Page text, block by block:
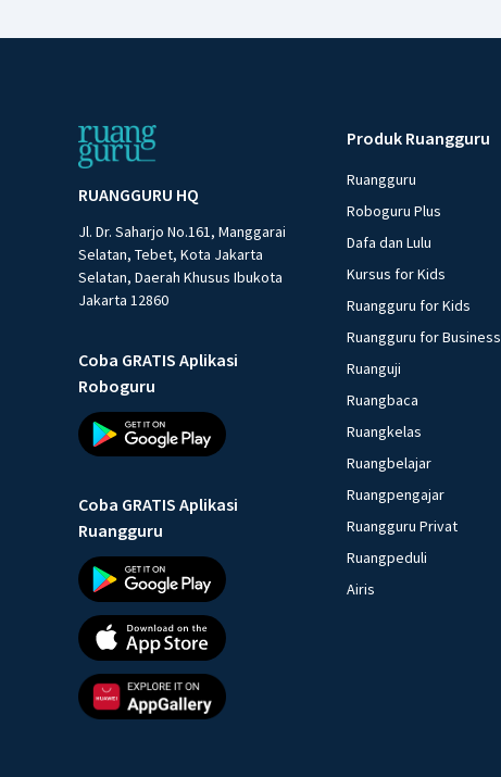
RUANGGURU HQ
Jl. Dr. Saharjo No.161, Manggarai
Selatan, Tebet, Kota Jakarta
Selatan, Daerah Khusus Ibukota
Jakarta 12860
Coba GRATIS Aplikasi
Roboguru
Coba GRATIS Aplikasi
Ruangguru
Produk Ruangguru
Ruangguru
Roboguru Plus
Dafa dan Lulu
Kursus for Kids
Ruangguru for Kids
Ruangguru for Business
Ruanguji
Ruangbaca
Ruangkelas
Ruangbelajar
Ruangpengajar
Ruangguru Privat
Ruangpeduli
Airis